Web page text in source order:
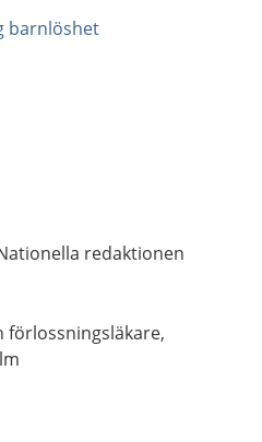
barnlöshet
redaktionen
förlossningsläkare,